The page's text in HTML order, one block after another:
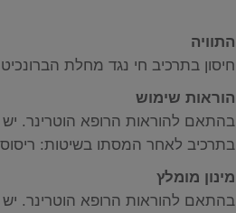
התוויה
חיסון בתרכיב חי נגד מחלת הברונכיט
הוראות שימוש
בהתאם להוראות הרופא הוטרינר. יש
בתרכיב לאחר המסתו בשיטות:
מינון מומלץ
בהתאם להוראות הרופא הוטרינר.